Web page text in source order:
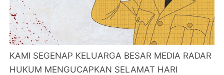
KAMI SEGENAP KELUARGA BESAR MEDIA RADAR
HUKUM MENGUCAPKAN SELAMAT HARI